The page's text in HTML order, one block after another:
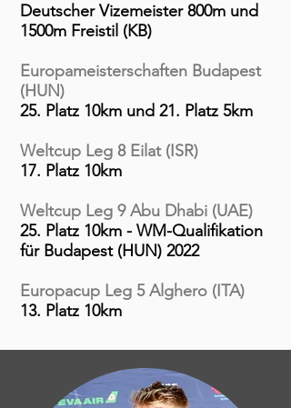
Deutscher Vizemeister 800m und
1500m Freistil (KB)
Europameisterschaften Budapest
(HUN)
25. Platz 10km und 21. Platz 5km
Weltcup Leg 8 Eilat (ISR)
17. Platz 10km
Weltcup Leg 9 Abu Dhabi (UAE)
25. Platz 10km - WM-Qualifikation
für Budapest (HUN) 2022
Europacup Leg 5 Alghero (ITA)
13. Platz 10km